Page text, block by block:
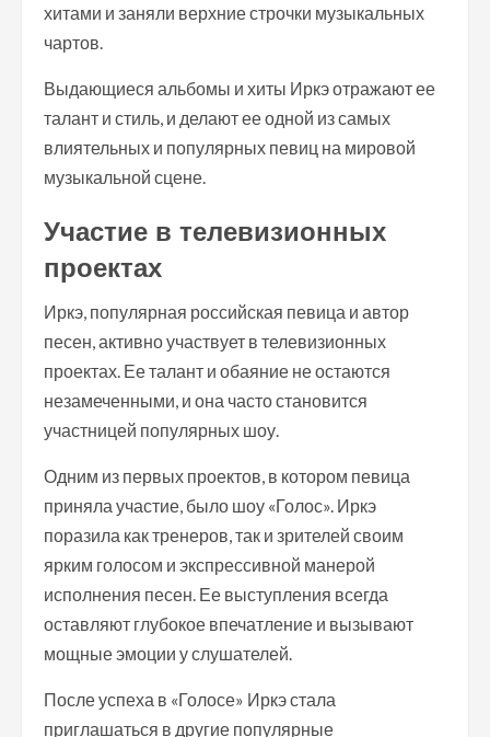
хитами и заняли верхние строчки музыкальных
чартов.
Выдающиеся альбомы и хиты Иркэ отражают ее
талант и стиль, и делают ее одной из самых
влиятельных и популярных певиц на мировой
музыкальной сцене.
Участие в телевизионных
проектах
Иркэ, популярная российская певица и автор
песен, активно участвует в телевизионных
проектах. Ее талант и обаяние не остаются
незамеченными, и она часто становится
участницей популярных шоу.
Одним из первых проектов, в котором певица
приняла участие, было шоу «Голос». Иркэ
поразила как тренеров, так и зрителей своим
ярким голосом и экспрессивной манерой
исполнения песен. Ее выступления всегда
оставляют глубокое впечатление и вызывают
мощные эмоции у слушателей.
После успеха в «Голосе» Иркэ стала
приглашаться в другие популярные